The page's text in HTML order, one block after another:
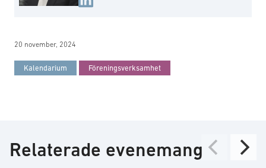
20 november, 2024
Kalendarium Föreningsverksamhet
Relaterade evenemang